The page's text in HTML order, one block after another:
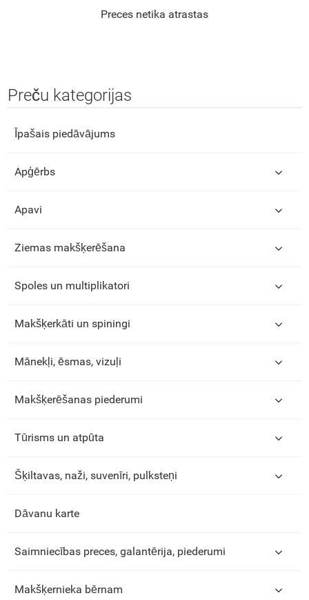
Preces netika atrastas
Preču kategorijas
Īpašais piedāvājums
Apģērbs
Apavi
Ziemas makšķerēšana
Spoles un multiplikatori
Makšķerkāti un spiningi
Mānekļi, ēsmas, vizuļi
Makšķerēšanas piederumi
Tūrisms un atpūta
Šķiltavas, naži, suvenīri, pulksteņi
Dāvanu karte
Saimniecības preces, galantērija, piederumi
Makšķernieka bērnam